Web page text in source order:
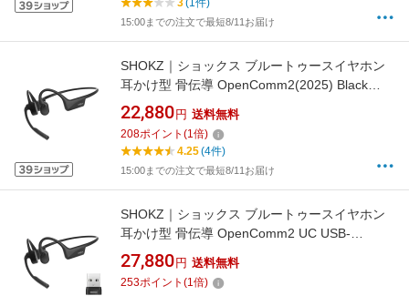
3(1件)
15:00までの注文で最短8/11お届け
SHOKZ｜ショックス ブルートゥースイヤホン
耳かけ型 骨伝導 OpenComm2(2025) Black
SKZ-EP-000039 [骨伝導型 /Bluetooth対応]
22,880 円 送料無料
208ポイント (1倍)
4.25(4件)
15:00までの注文で最短8/11お届け
SHOKZ｜ショックス ブルートゥースイヤホン
耳かけ型 骨伝導 OpenComm2 UC USB-
A(2025) SKZ-EP-000040 [骨伝導型 /Bluetooth
対応]
27,880 円 送料無料
253ポイント (1倍)